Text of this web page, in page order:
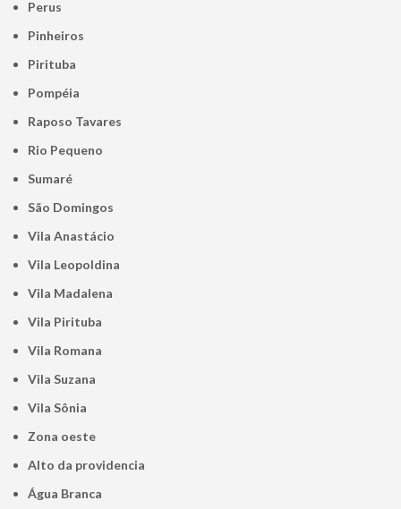
Perus
Pinheiros
Pirituba
Pompéia
Raposo Tavares
Rio Pequeno
Sumaré
São Domingos
Vila Anastácio
Vila Leopoldina
Vila Madalena
Vila Pirituba
Vila Romana
Vila Suzana
Vila Sônia
Zona oeste
alto da providencia
Água Branca